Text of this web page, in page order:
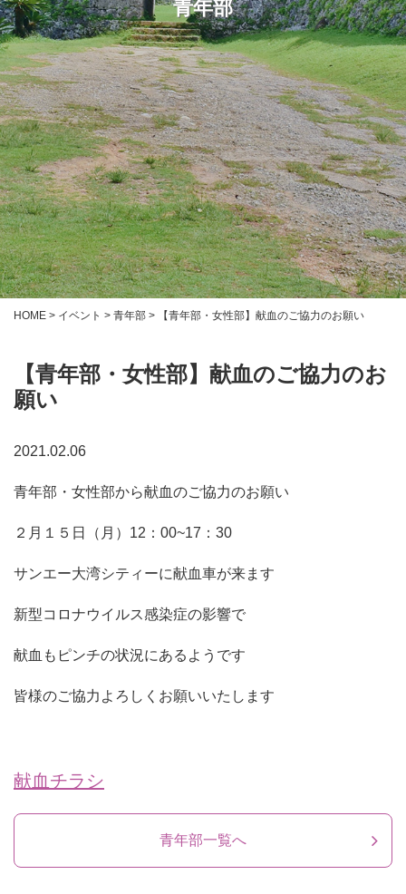
青年部
HOME > イベント > 青年部 > 【青年部・女性部】献血のご協力のお願い
【青年部・女性部】献血のご協力のお
願い
2021.02.06
青年部・女性部から献血のご協力のお願い
２月１５日（月）12：00~17：30
サンエー大湾シティーに献血車が来ます
新型コロナウイルス感染症の影響で
献血もピンチの状況にあるようです
皆様のご協力よろしくお願いいたします
献血チラシ
青年部一覧へ